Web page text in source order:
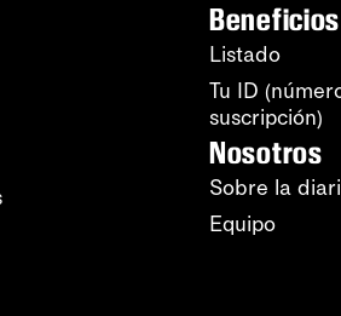
Beneficios
Listado
Tu ID
suscripción)
Nosotros
Sobre la
Equipo